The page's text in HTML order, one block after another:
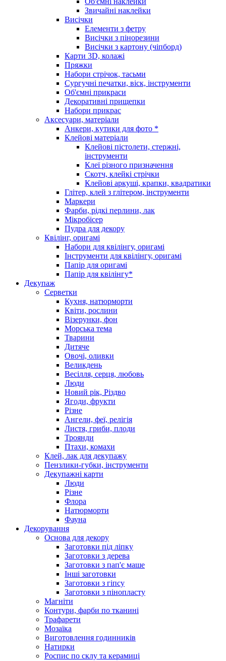
Звичайні наклейки
Висічки
Елементи з фетру
Висічки з пінорезини
Висічки з картону (чіпборд)
Карти 3D, колажі
Пряжки
Набори стрічок, тасьми
Сургучні печатки, віск, інструменти
Об'ємні прикраси
Декоративні прищепки
Набори прикрас
Аксесуари, матеріали
Анкери, кутики для фото *
Клейові матеріали
Клейові пістолети, стержні,
інструменти
Клеї різного призначення
Скотч, клейкі стрічки
Клейові аркуші, крапки, квадратики
Глітер, клей з глітером, інструменти
Маркери
Фарби, рідкі перлини, лак
Мікробісер
Пудра для декору
Квілінг, оригамі
Набори для квілінгу, оригамі
Інструменти для квілінгу, оригамі
Папір для оригамі
Папір для квілінгу*
Декупаж
Серветки
Кухня, натюрморти
Квіти, рослини
Візерунки, фон
Морська тема
Тварини
Дитяче
Овочі, оливки
Великдень
Весілля, серця, любовь
Люди
Новий рік, Різдво
Ягоди, фрукти
Різне
Ангели, феї, релігія
Листя, гриби, плоди
Троянди
Птахи, комахи
Клей, лак для декупажу
Пензлики-губки, інструменти
Декупажні карти
Люди
Різне
Флора
Натюрморти
Фауна
Декорування
Основа для декору
Заготовки під ліпку
Заготовки з дерева
Заготовки з пап'є маше
Інші заготовки
Заготовки з гіпсу
Заготовки з пінопласту
Магніти
Контури, фарби по тканині
Трафарети
Мозаїка
Виготовлення годинників
Натирки
Роспис по склу та керамиці